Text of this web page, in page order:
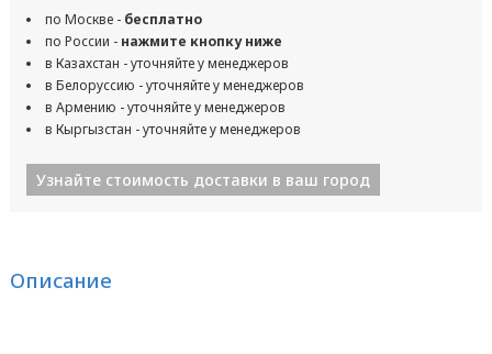
по Москве - бесплатно
по России - нажмите кнопку ниже
в Казахстан - уточняйте у менеджеров
в Белоруссию - уточняйте у менеджеров
в Армению - уточняйте у менеджеров
в Кыргызстан - уточняйте у менеджеров
Узнайте стоимость доставки в ваш город
Описание